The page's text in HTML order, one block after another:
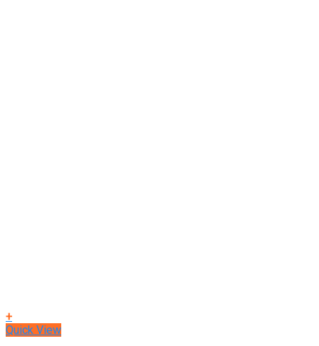
+
Quick View